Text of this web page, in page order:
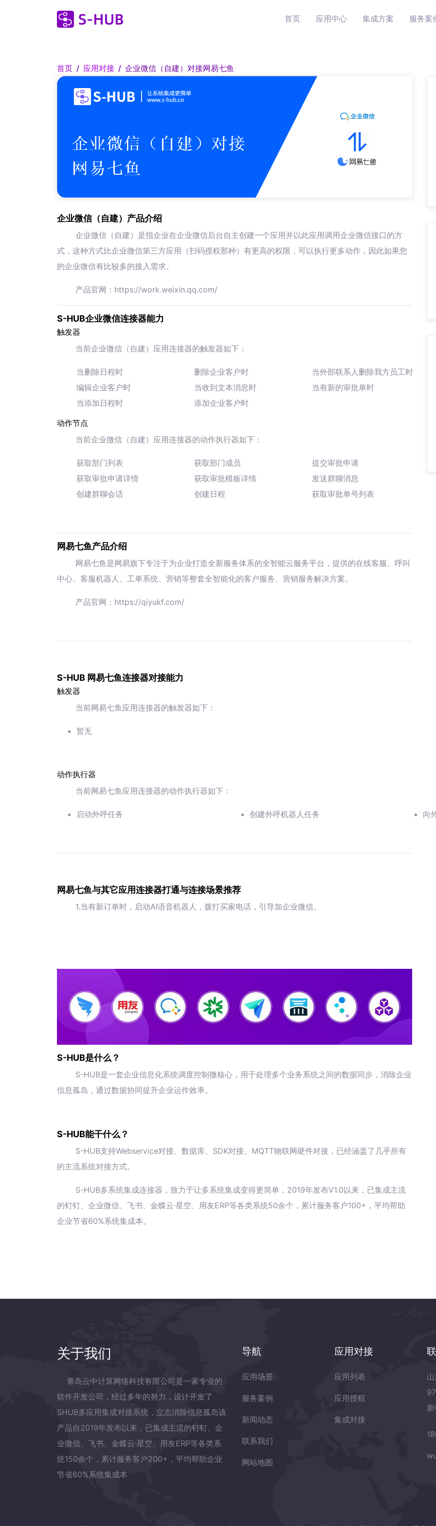
首页 应用中心 集成方案 服务案
首页 应用对接 企业微信（自建）对接网易七鱼
企业微信（自建）产品介绍
企业微信（自建）是指企业在企业微信后台自主创建一个应用并以此应用调用企业微信接口的方
式，这种方式比企业微信第三方应用（扫码授权那种）有更高的权限，可以执行更多动作，因此如果您
的企业微信有比较多的接入需求。
产品官网：https://work.weixin.qq.com/
S-HUB企业微信连接器能力
触发器
当前企业微信（自建）应用连接器的触发器如下：
当删除日程时
编辑企业客户时
当添加日程时
删除企业客户时
当收到文本消息时
添加企业客户时
当外部联系人删除我方员工时
当有新的审批单时
动作节点
当前企业微信（自建）应用连接器的动作执行器如下：
获取部门列表
获取审批申请详情
创建群聊会话
获取部门成员
获取审批模板详情
创建日程
提交审批申请
发送群聊消息
获取审批单号列表
网易七鱼产品介绍
网易七鱼是网易旗下专注于为企业打造全新服务体系的全智能云服务平台，提供的在线客服、呼叫
中心、客服机器人、工单系统、营销等整套全智能化的客户服务、营销服务解决方案。
产品官网：https://qiyukf.com/
S-HUB 网易七鱼连接器对接能力
触发器
当前网易七鱼应用连接器的触发器如下：
暂无
动作执行器
当前网易七鱼应用连接器的动作执行器如下：
启动外呼任务 创建外呼机器人任务 向
网易七鱼与其它应用连接器打通与连接场景推荐
1.当有新订单时，启动AI语音机器人，拨打买家电话，引导加企业微信。
S-HUB是什么？
S-HUB是一套企业信息化系统调度控制微核心，用于处理多个业务系统之间的数据同步，消除企业
信息孤岛，通过数据协同提升企业运作效率。
S-HUB能干什么？
S-HUB支持Webservice对接、数据库、SDK对接、MQTT物联网硬件对接，已经涵盖了几乎所有
的主流系统对接方式。
S-HUB多系统集成连接器，致力于让多系统集成变得更简单，2019年发布V1.0以来，已集成主流
的钉钉、企业微信、飞书、金蝶云·星空、用友ERP等各类系统50余个，累计服务客户100+，平均帮助
企业节省60%系统集成本。
关于我们
青岛云中计算网络科技有限公司是一家专业的
软件开发公司，经过多年的努力，设计开发了
SHUB多应用集成对接系统，立志消除信息孤岛该
产品自2019年发布以来，已集成主流的钉钉、企
业微信、飞书、金蝶云·星空、用友ERP等各类系
统150余个，累计服务客户200+，平均帮助企业
节省60%系统集成本
导航
应用场景
服务案例
新闻动态
联系我们
网站地图
应用对接
应用列表
应用授权
集成对接